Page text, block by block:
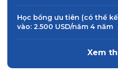
Học bổng ưu tiên (có thể
vào: 2.500 USD/năm 4 năm
Xem